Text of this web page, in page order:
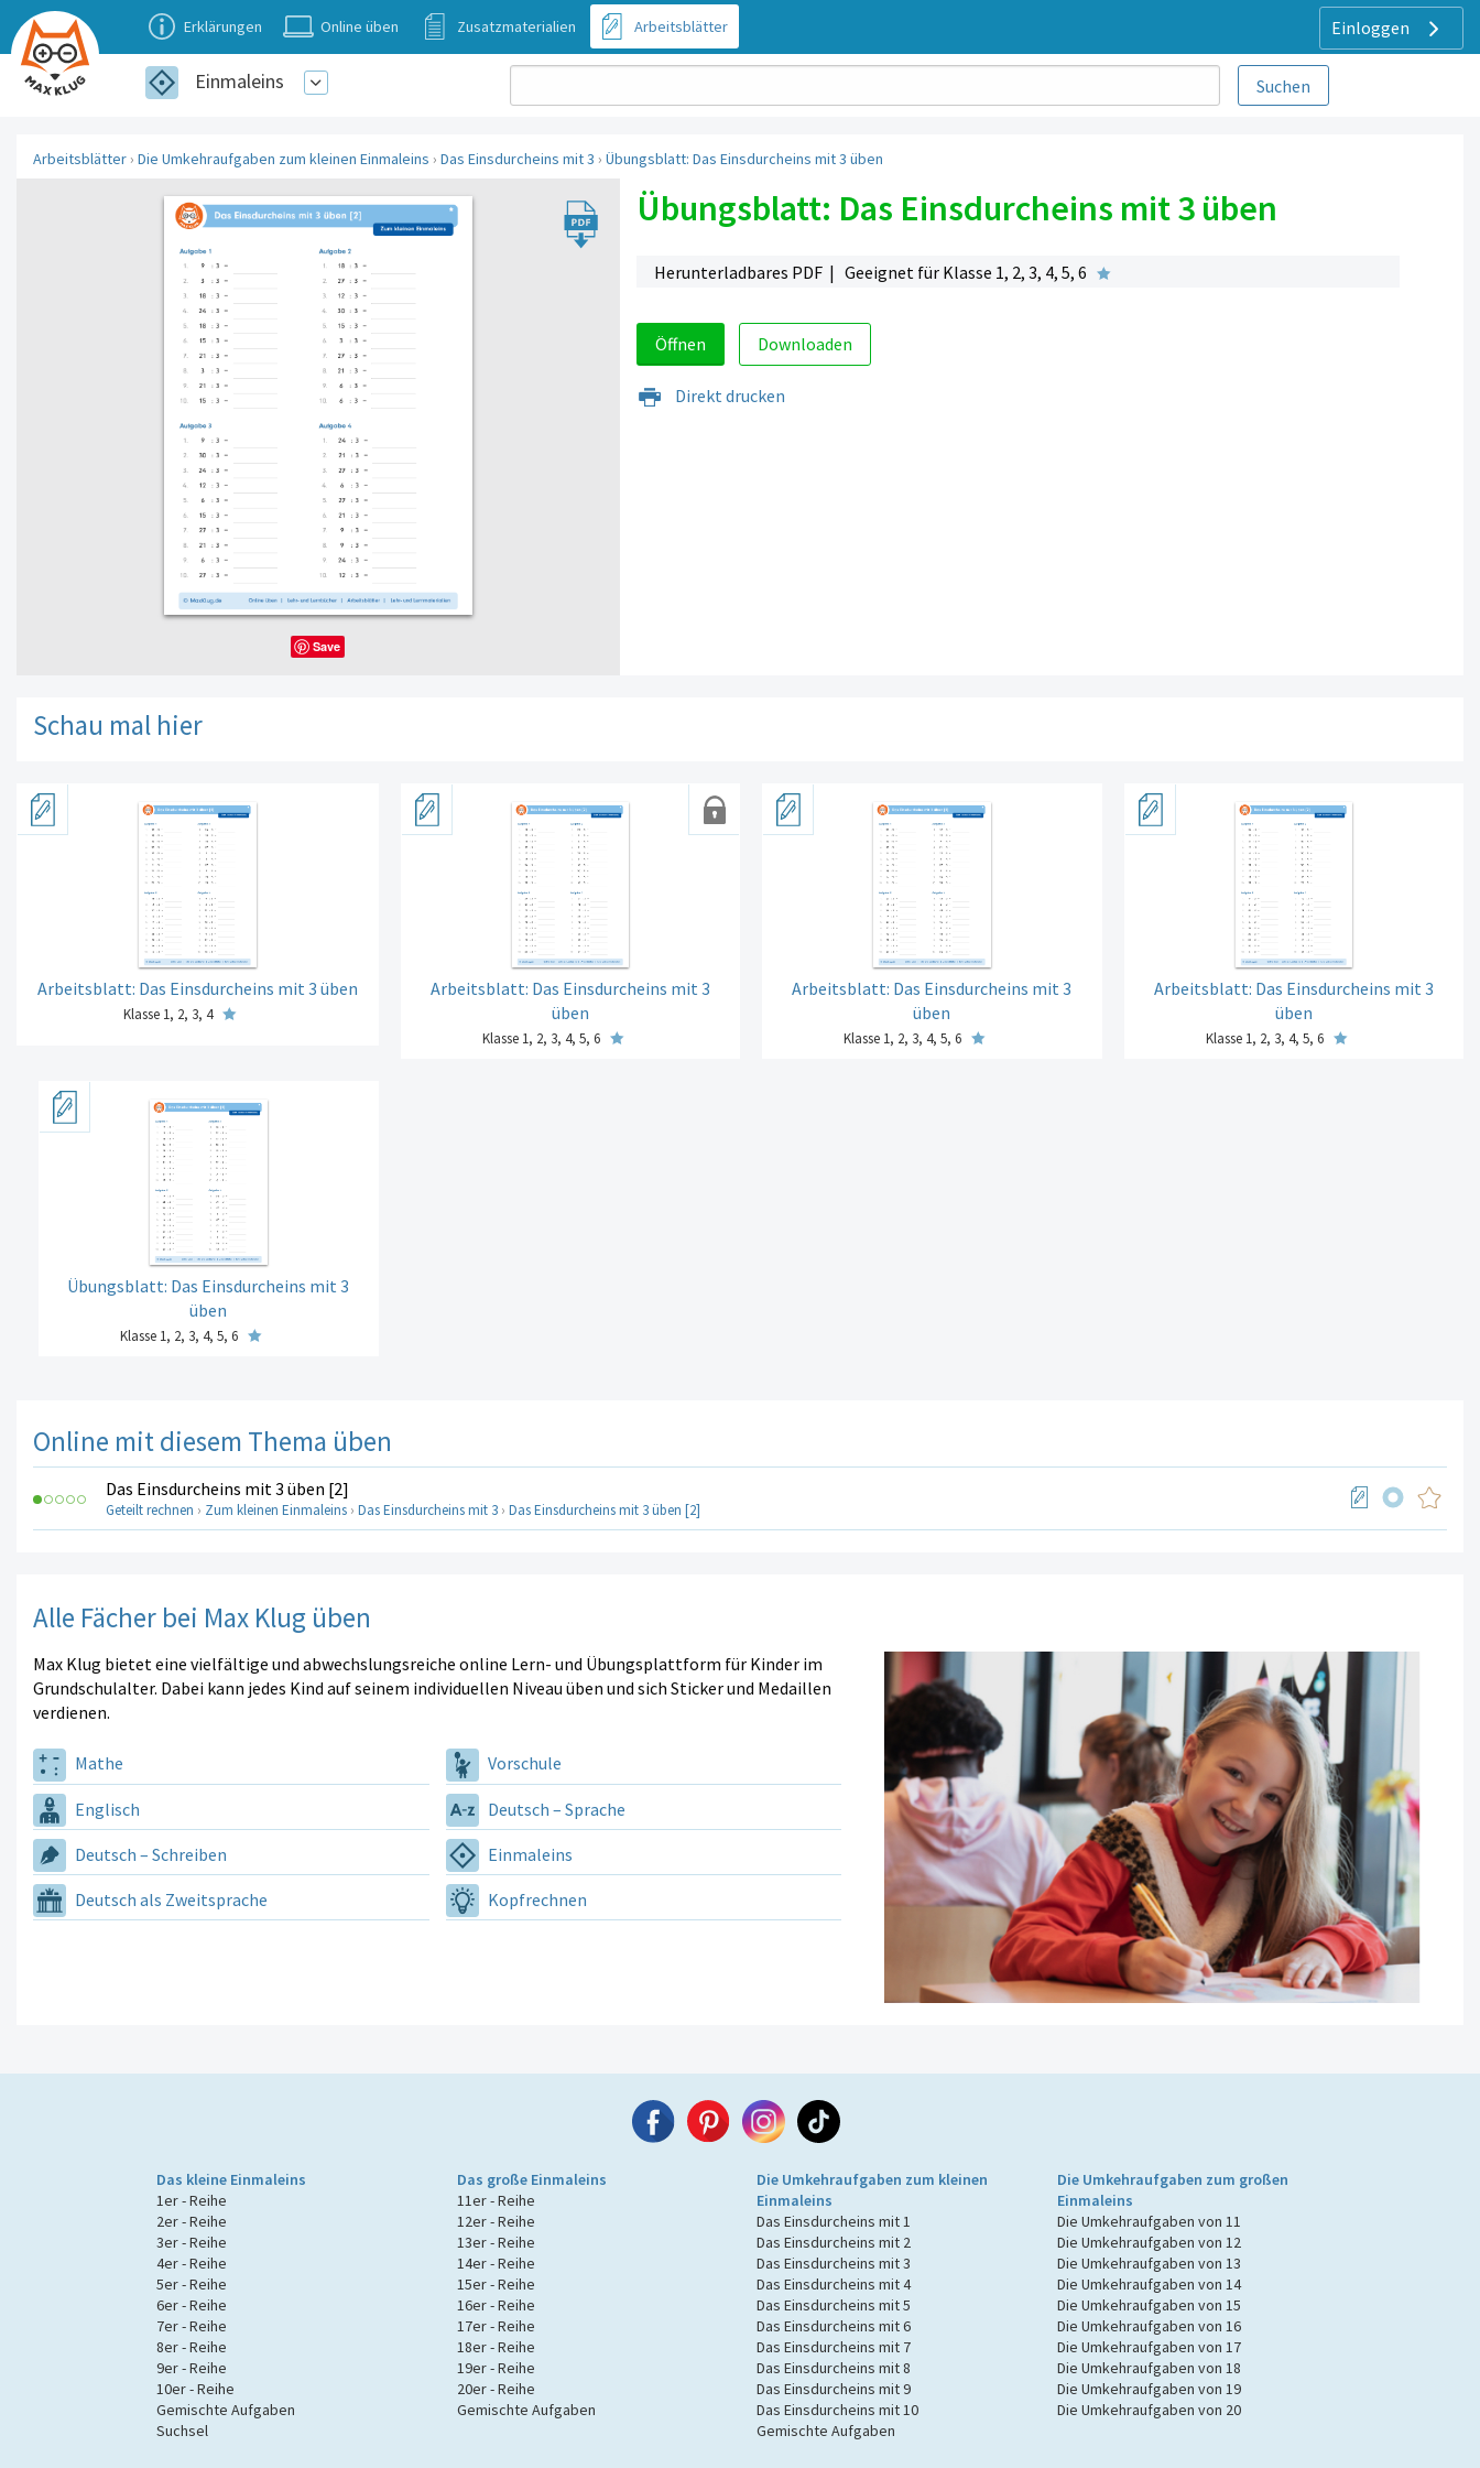
Einloggen
Erklärungen Online üben Zusatzmaterialien Arbeitsblätter
Einmaleins
Arbeitsblätter › Die Umkehraufgaben zum kleinen Einmaleins › Das Einsdurcheins mit 3 › Übungsblatt: Das Einsdurcheins mit 3 üben
Übungsblatt: Das Einsdurcheins mit 3 üben
Herunterladbares PDF | Geeignet für Klasse 1, 2, 3, 4, 5, 6
Öffnen Downloaden
Direkt drucken
Save
Schau mal hier
Arbeitsblatt: Das Einsdurcheins mit 3 üben
Klasse 1, 2, 3, 4
Arbeitsblatt: Das Einsdurcheins mit 3
üben
Klasse 1, 2, 3, 4, 5, 6
Arbeitsblatt: Das Einsdurcheins mit 3
üben
Klasse 1, 2, 3, 4, 5, 6
Arbeitsblatt: Das Einsdurcheins mit 3
üben
Klasse 1, 2, 3, 4, 5, 6
Übungsblatt: Das Einsdurcheins mit 3
üben
Klasse 1, 2, 3, 4, 5, 6
Online mit diesem Thema üben
Das Einsdurcheins mit 3 üben [2]
Geteilt rechnen › Zum kleinen Einmaleins › Das Einsdurcheins mit 3 › Das Einsdurcheins mit 3 üben [2]
Alle Fächer bei Max Klug üben
Max Klug bietet eine vielfältige und abwechslungsreiche online Lern- und Übungsplattform für Kinder im
Grundschulalter. Dabei kann jedes Kind auf seinem individuellen Niveau üben und sich Sticker und Medaillen
verdienen.
Mathe Vorschule
Englisch Deutsch – Sprache
Deutsch – Schreiben Einmaleins
Deutsch als Zweitsprache Kopfrechnen
Das kleine Einmaleins
1er - Reihe
2er - Reihe
3er - Reihe
4er - Reihe
5er - Reihe
6er - Reihe
7er - Reihe
8er - Reihe
9er - Reihe
10er - Reihe
Gemischte Aufgaben
Suchsel
Das große Einmaleins
11er - Reihe
12er - Reihe
13er - Reihe
14er - Reihe
15er - Reihe
16er - Reihe
17er - Reihe
18er - Reihe
19er - Reihe
20er - Reihe
Gemischte Aufgaben
Die Umkehraufgaben zum kleinen
Einmaleins
Das Einsdurcheins mit 1
Das Einsdurcheins mit 2
Das Einsdurcheins mit 3
Das Einsdurcheins mit 4
Das Einsdurcheins mit 5
Das Einsdurcheins mit 6
Das Einsdurcheins mit 7
Das Einsdurcheins mit 8
Das Einsdurcheins mit 9
Das Einsdurcheins mit 10
Gemischte Aufgaben
Die Umkehraufgaben zum großen
Einmaleins
Die Umkehraufgaben von 11
Die Umkehraufgaben von 12
Die Umkehraufgaben von 13
Die Umkehraufgaben von 14
Die Umkehraufgaben von 15
Die Umkehraufgaben von 16
Die Umkehraufgaben von 17
Die Umkehraufgaben von 18
Die Umkehraufgaben von 19
Die Umkehraufgaben von 20